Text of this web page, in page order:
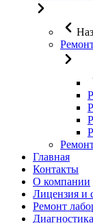
Главная
Контакты
О компании
Лицензия и
Ремонт
Диагностика